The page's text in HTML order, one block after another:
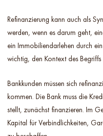
Refinanzierung kann auch als
werden, wenn es darum geht,
ein Immobiliendarlehen durch
wichtig, den Kontext des
Bankkunden müssen sich
kommen. Die Bank muss die
stellt, zunächst finanzieren. Im
Kapital für Verbindlichkeiten,